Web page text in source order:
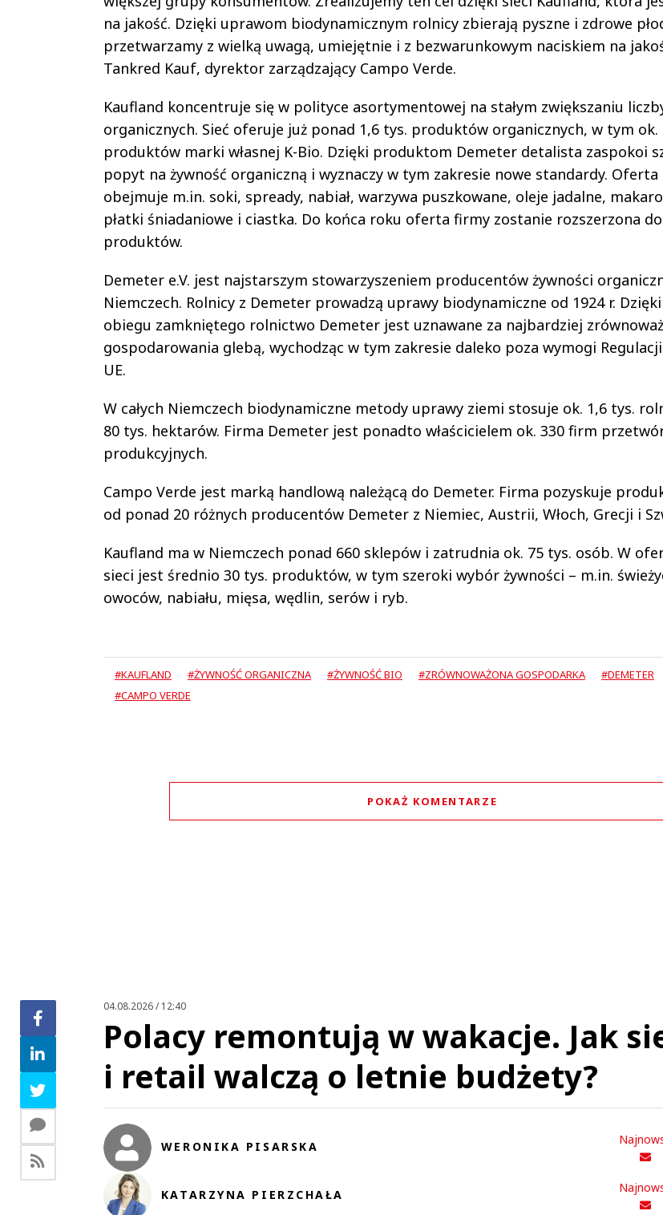
na jakość. Dzięki uprawom biodynamicznym rolnicy zbierają pyszne i zdrowe
przetwarzamy z wielką uwagą, umiejętnie i z bezwarunkowym naciskiem na
Tankred Kauf, dyrektor zarządzający Campo Verde.
Kaufland koncentruje się w polityce asortymentowej na stałym zwiększaniu
organicznych. Sieć oferuje już ponad 1,6 tys. produktów organicznych, w tym ok.
produktów marki własnej K-Bio. Dzięki produktom Demeter detalista zaspokoi
popyt na żywność organiczną i wyznaczy w tym zakresie nowe standardy.
obejmuje m.in. soki, spready, nabiał, warzywa puszkowane, oleje jadalne,
płatki śniadaniowe i ciastka. Do końca roku oferta firmy zostanie rozszerzona
produktów.
Demeter e.V. jest najstarszym stowarzyszeniem producentów żywności
Niemczech. Rolnicy z Demeter prowadzą uprawy biodynamiczne od 1924 r.
obiegu zamkniętego rolnictwo Demeter jest uznawane za najbardziej
gospodarowania glebą, wychodząc w tym zakresie daleko poza wymogi
UE.
W całych Niemczech biodynamiczne metody uprawy ziemi stosuje ok. 1,6 tys.
80 tys. hektarów. Firma Demeter jest ponadto właścicielem ok. 330 firm
produkcyjnych.
Campo Verde jest marką handlową należącą do Demeter. Firma pozyskuje
od ponad 20 różnych producentów Demeter z Niemiec, Austrii, Włoch, Grecji i
Kaufland ma w Niemczech ponad 660 sklepów i zatrudnia ok. 75 tys. osób. W
sieci jest średnio 30 tys. produktów, w tym szeroki wybór żywności – m.in.
owoców, nabiału, mięsa, wędlin, serów i ryb.
#KAUFLAND #ŻYWNOŚĆ ORGANICZNA #ŻYWNOŚĆ BIO #ZRÓWNOWAŻONA GOSPODARKA
#DEMETER
#CAMPO VERDE
POKAŻ KOMENTARZE
04.08.2026 / 12:40
Polacy remontują w wakacje. Jak
i retail walczą o letnie budżety?
WERONIKA PISARSKA
KATARZYNA PIERZCHAŁA